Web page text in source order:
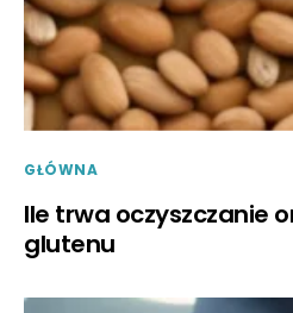
GŁÓWNA
Ile trwa oczyszczanie
glutenu